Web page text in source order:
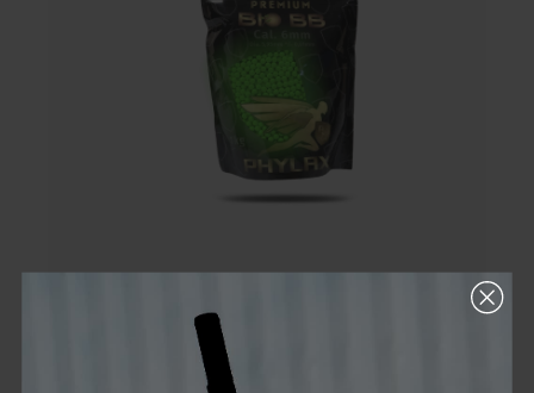
Phylax 0,20g Bio Tracer BBs (1kg) 5000Rds. Green
Phylax Tracer BBs – Premium Airsoft Munition mit höchster